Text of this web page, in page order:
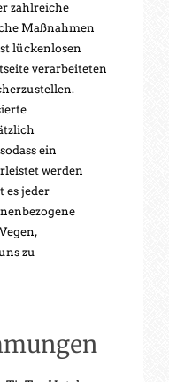
zahlreiche
Maßnahmen
lückenlosen
verarbeiteten
ein
werden
es jeder
zu